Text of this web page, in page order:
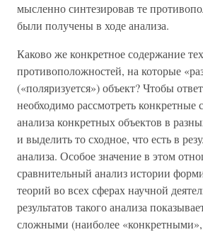
мысленно синтезировав те
были получены в ходе анализа.
Каково же конкретное содержание тех
противоположностей, на которые
(«поляризуется») объект? Чтобы
необходимо рассмотреть конкретные
анализа конкретных объектов в
и выделить то сходное, что есть в
анализа. Особое значение в этом
сравнительный анализ истории
теорий во всех сферах научной
результатов такого анализа
сложными (наиболее